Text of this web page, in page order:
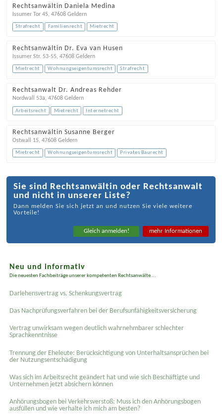
Rechtsanwältin Daniela Medina
Issumer Tor 45, 47608 Geldern
Strafrecht Familienrecht Mietrecht
Rechtsanwältin Dr. Eva van Husen
Issumer Str. 53-55, 47608 Geldern
Mietrecht Wohnungseigentumsrecht Strafrecht
Rechtsanwalt Dr. Andreas Rehder
Nordwall 53a, 47608 Geldern
Arbeitsrecht Mietrecht Internetrecht
Rechtsanwältin Susanne Berger
Ostwall 15, 47608 Geldern
Mietrecht Wohnungseigentumsrecht Privates Baurecht
Sie sind Rechtsanwältin oder Rechtsanwalt
und nicht in unserer Liste?
Dann melden Sie sich jetzt an und nutzen Sie viele weitere
Vorteile!
Gleich anmelden! mehr Informationen
Neu und informativ
Die neuesten Fachbeiträge unserer kompetenten Rechtsanwälte ...
Darlehensvertrag vs. Schenkungsvertrag
Das Nachprüfungsverfahren bei der Berufsunfähigkeitsversicherung
Vertrag unwirksam wegen deutlich wahrnehmbarer schlechter
Sprachkenntnisse
Trennung der Eheleute: Berücksichtigung von Unterhaltsansprüchen bei
der Nutzungsentschädigung
Was sich im Arbeitsrecht geändert hat und wie sich Beschäftigte und
Unternehmen jetzt absichern können
Anhörungsbogen bei Verkehrsverstoß: Muss ich den Anhörungsbogen
ausfüllen und wie verhalte ich mich am besten?